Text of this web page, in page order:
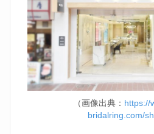
（画像出典： https://
bridalring.com/